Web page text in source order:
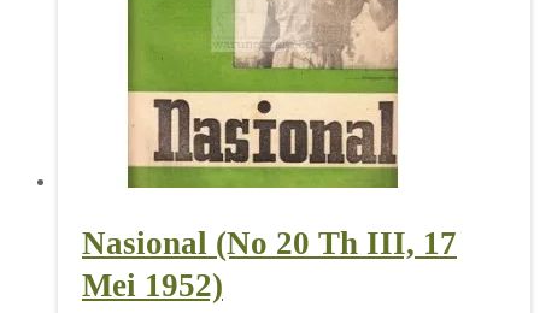
Nasional (No 20 Th III, 17
Mei 1952)